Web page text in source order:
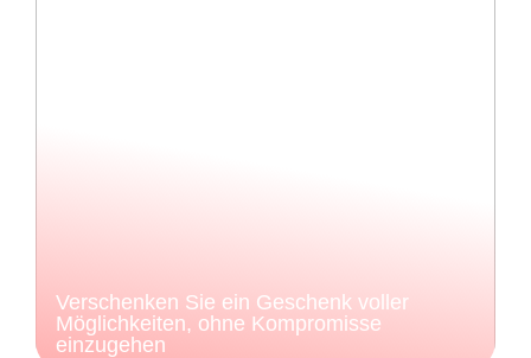
Verschenken Sie ein Geschenk voller
Möglichkeiten, ohne Kompromisse
einzugehen